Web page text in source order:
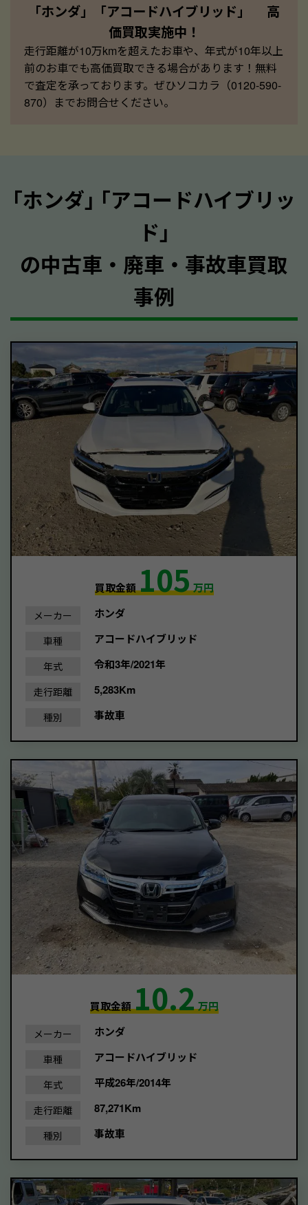
「ホンダ」「アコードハイブリッド」 高
価買取実施中！
走行距離が10万kmを超えたお車や、年式が10年以上
前のお車でも高価買取できる場合があります！無料
で査定を承っております。ぜひソコカラ（0120-590-
870）までお問合せください。
｢ホンダ｣ ｢アコードハイブリッ
ド｣
の中古車・廃車・事故車買取
事例
買取金額105万円
メーカー ホンダ
車種 アコードハイブリッド
年式 令和3年/2021年
走行距離 5,283Km
種別 事故車
買取金額10.2万円
メーカー ホンダ
車種 アコードハイブリッド
年式 平成26年/2014年
走行距離 87,271Km
種別 事故車